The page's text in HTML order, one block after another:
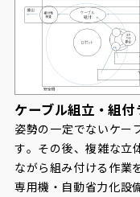
ケーブル組立・組付
姿勢の一定でないケー
す。その後、複雑な立
ながら組み付ける作業
専用機・自動省力化設